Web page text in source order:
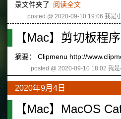
录文件夹了 阅读全文
posted @ 2020-09-10 19:06 我是
【Mac】剪切板程序
摘要： Clipmenu http://
posted @ 2020-09-10 18:02 我是
2020年9月4日
【Mac】MacOS